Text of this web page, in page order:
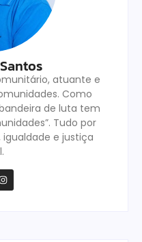
atuante e
Como
de luta tem
Tudo por
e justiça